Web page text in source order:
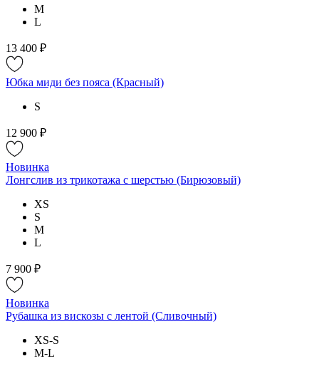
M
L
13 400 ₽
Юбка миди без пояса (Красный)
S
12 900 ₽
Новинка
Лонгслив из трикотажа с шерстью (Бирюзовый)
XS
S
M
L
7 900 ₽
Новинка
Рубашка из вискозы с лентой (Сливочный)
XS-S
M-L